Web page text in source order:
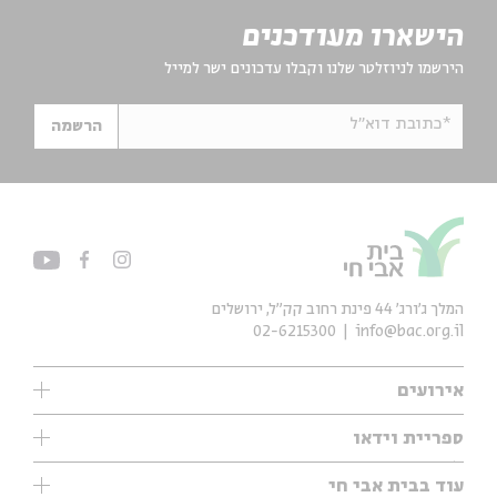
הישארו מעודכנים
הירשמו לניוזלטר שלנו וקבלו עדכונים ישר למייל
*כתובת דוא"ל הרשמה
אירועים
אנגלית
ספריית וידאו
עוד בבית אבי חי
המלך ג'ורג' 44 פינת רחוב קק״ל, ירושלים
info@bac.org.il
02-6215300